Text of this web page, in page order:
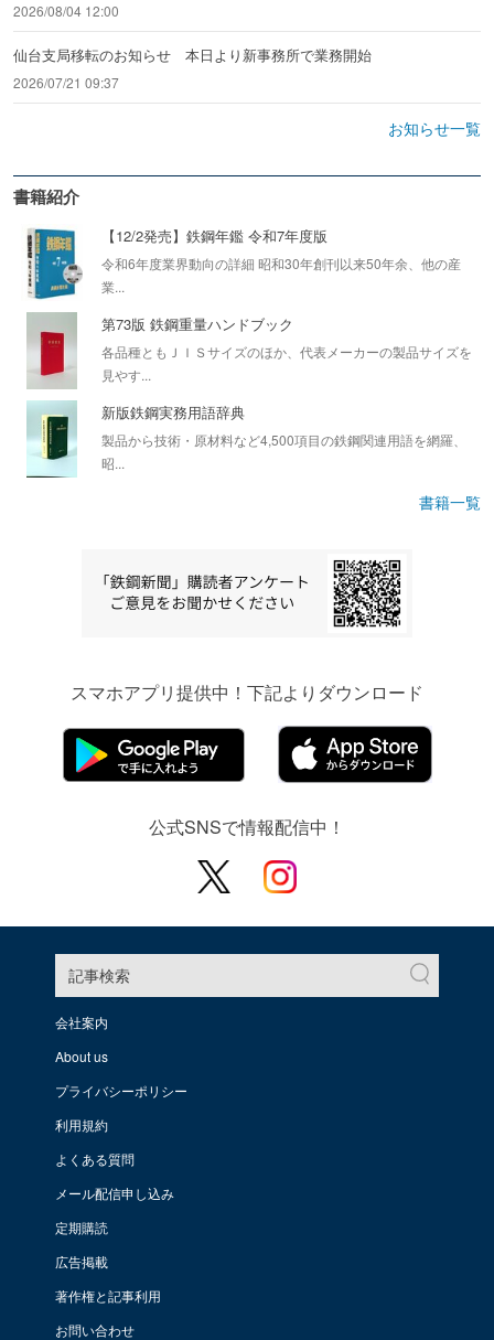
2026/08/04 12:00
仙台支局移転のお知らせ 本日より新事務所で業務開始
2026/07/21 09:37
お知らせ一覧
書籍紹介
【12/2発売】鉄鋼年鑑 令和7年度版
令和6年度業界動向の詳細 昭和30年創刊以来50年余、他の産
業...
第73版 鉄鋼重量ハンドブック
各品種ともＪＩＳサイズのほか、代表メーカーの製品サイズを
見やす...
新版鉄鋼実務用語辞典
製品から技術・原材料など4,500項目の鉄鋼関連用語を網羅、
昭...
書籍一覧
スマホアプリ提供中！下記よりダウンロード
公式SNSで情報配信中！
記事検索
会社案内
About us
プライバシーポリシー
利用規約
よくある質問
メール配信申し込み
定期購読
広告掲載
著作権と記事利用
お問い合わせ